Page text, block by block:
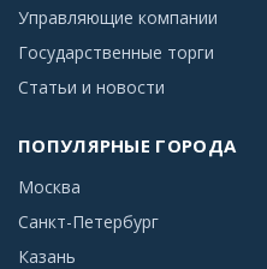
Управляющие компании
Государственные торги
Статьи и новости
ПОПУЛЯРНЫЕ ГОРОДА
Москва
Санкт-Петербург
Казань